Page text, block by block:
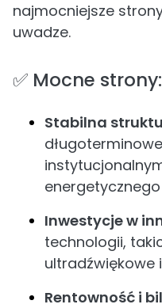
najmocniejsze
uwadze.
✅ Mocne strony:
Stabilna
Inwestycje w
technologii,
ultradźwiękowe
Rentowność i